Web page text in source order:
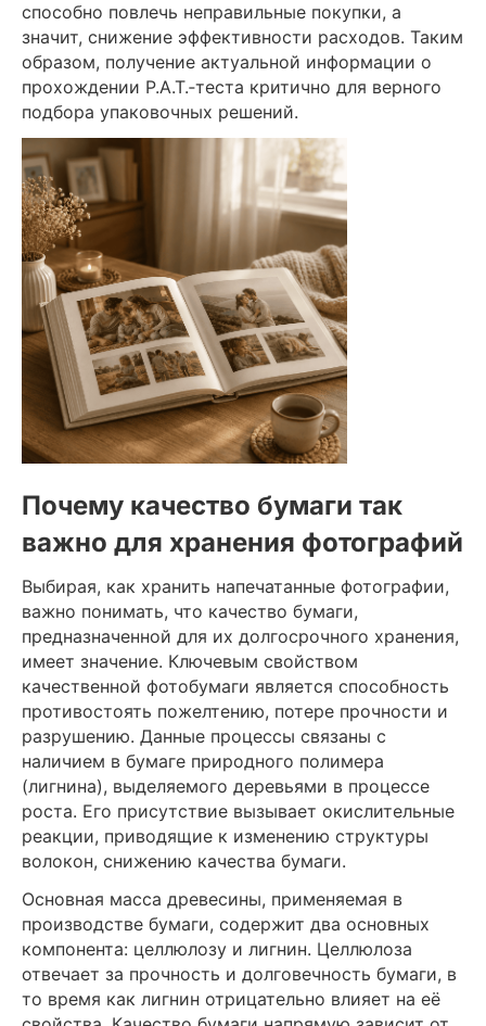
способно повлечь неправильные покупки, а
значит, снижение эффективности расходов. Таким
образом, получение актуальной информации о
прохождении P.A.T.‑теста критично для верного
подбора упаковочных решений.
Почему качество бумаги так
важно для хранения фотографий
Выбирая, как хранить напечатанные фотографии,
важно понимать, что качество бумаги,
предназначенной для их долгосрочного хранения,
имеет значение. Ключевым свойством
качественной фотобумаги является способность
противостоять пожелтению, потере прочности и
разрушению. Данные процессы связаны с
наличием в бумаге природного полимера
(лигнина), выделяемого деревьями в процессе
роста. Его присутствие вызывает окислительные
реакции, приводящие к изменению структуры
волокон, снижению качества бумаги.
Основная масса древесины, применяемая в
производстве бумаги, содержит два основных
компонента: целлюлозу и лигнин. Целлюлоза
отвечает за прочность и долговечность бумаги, в
то время как лигнин отрицательно влияет на её